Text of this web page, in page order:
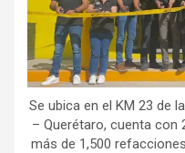
Se ubica en el KM 23 de
– Querétaro, cuenta con
más de 1,500